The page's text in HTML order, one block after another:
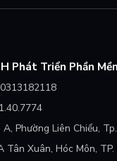
Phát Triển Phần
Phường Liên Chiểu,
Xuân, Hóc Môn, TP.